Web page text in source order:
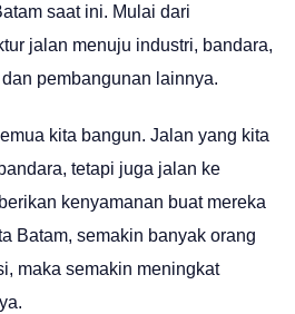
saat ini. Mulai dari
jalan menuju industri, bandara,
pembangunan lainnya.
kita bangun. Jalan yang kita
tetapi juga jalan ke
kenyamanan buat mereka
Batam, semakin banyak orang
maka semakin meningkat